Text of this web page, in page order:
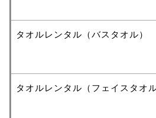
タオルレンタル（バスタオル）
タオルレンタル（フェイスタオル